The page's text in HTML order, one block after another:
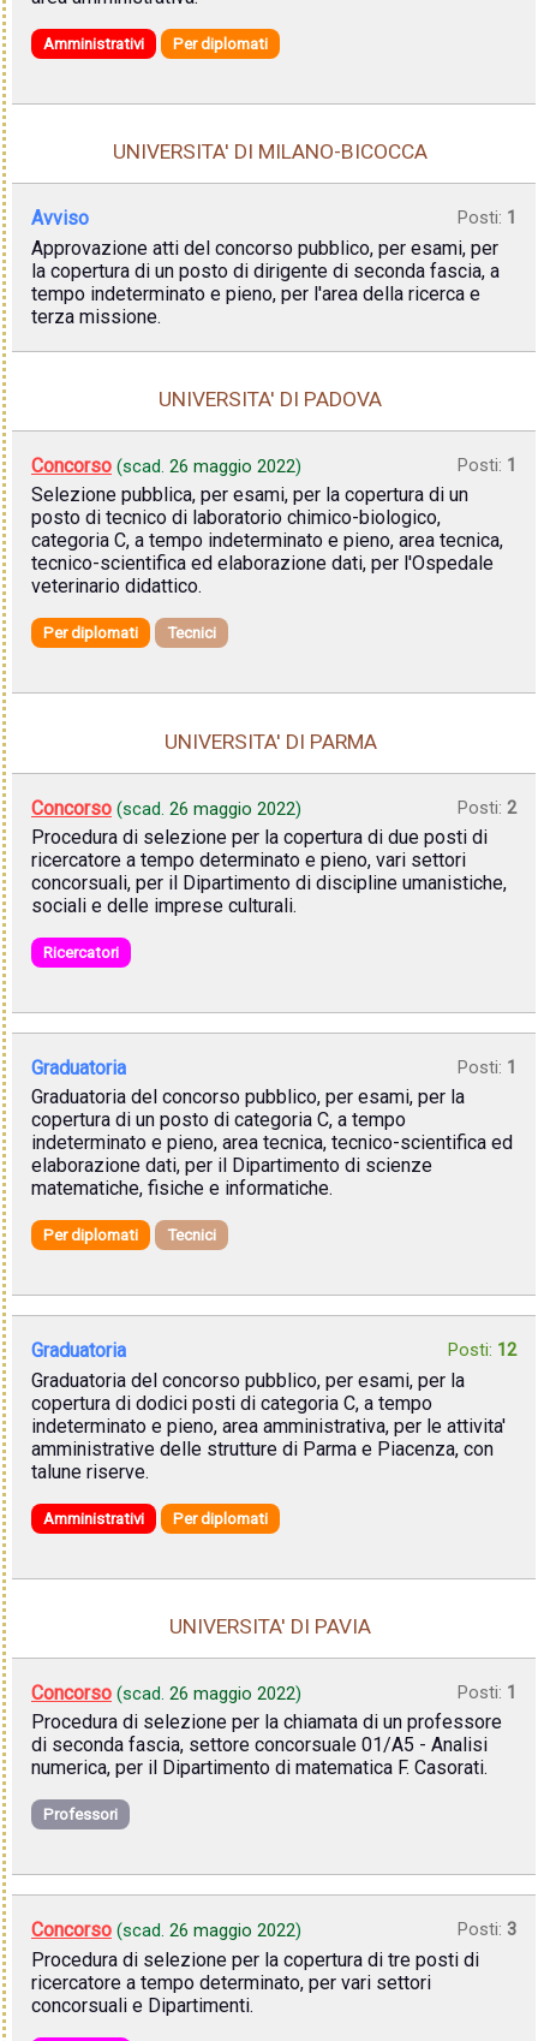
Amministrativi Per diplomati
UNIVERSITA' DI MILANO-BICOCCA
Avviso Posti: 1
Approvazione atti del concorso pubblico, per esami, per
la copertura di un posto di dirigente di seconda fascia, a
tempo indeterminato e pieno, per l'area della ricerca e
terza missione.
UNIVERSITA' DI PADOVA
Concorso (scad. 26 maggio 2022) Posti: 1
Selezione pubblica, per esami, per la copertura di un
posto di tecnico di laboratorio chimico-biologico,
categoria C, a tempo indeterminato e pieno, area tecnica,
tecnico-scientifica ed elaborazione dati, per l'Ospedale
veterinario didattico.
Per diplomati Tecnici
UNIVERSITA' DI PARMA
Concorso (scad. 26 maggio 2022) Posti: 2
Procedura di selezione per la copertura di due posti di
ricercatore a tempo determinato e pieno, vari settori
concorsuali, per il Dipartimento di discipline umanistiche,
sociali e delle imprese culturali.
Ricercatori
Graduatoria Posti: 1
Graduatoria del concorso pubblico, per esami, per la
copertura di un posto di categoria C, a tempo
indeterminato e pieno, area tecnica, tecnico-scientifica ed
elaborazione dati, per il Dipartimento di scienze
matematiche, fisiche e informatiche.
Per diplomati Tecnici
Graduatoria Posti: 12
Graduatoria del concorso pubblico, per esami, per la
copertura di dodici posti di categoria C, a tempo
indeterminato e pieno, area amministrativa, per le attivita'
amministrative delle strutture di Parma e Piacenza, con
talune riserve.
Amministrativi Per diplomati
UNIVERSITA' DI PAVIA
Concorso (scad. 26 maggio 2022) Posti: 1
Procedura di selezione per la chiamata di un professore
di seconda fascia, settore concorsuale 01/A5 - Analisi
numerica, per il Dipartimento di matematica F. Casorati.
Professori
Concorso (scad. 26 maggio 2022) Posti: 3
Procedura di selezione per la copertura di tre posti di
ricercatore a tempo determinato, per vari settori
concorsuali e Dipartimenti.